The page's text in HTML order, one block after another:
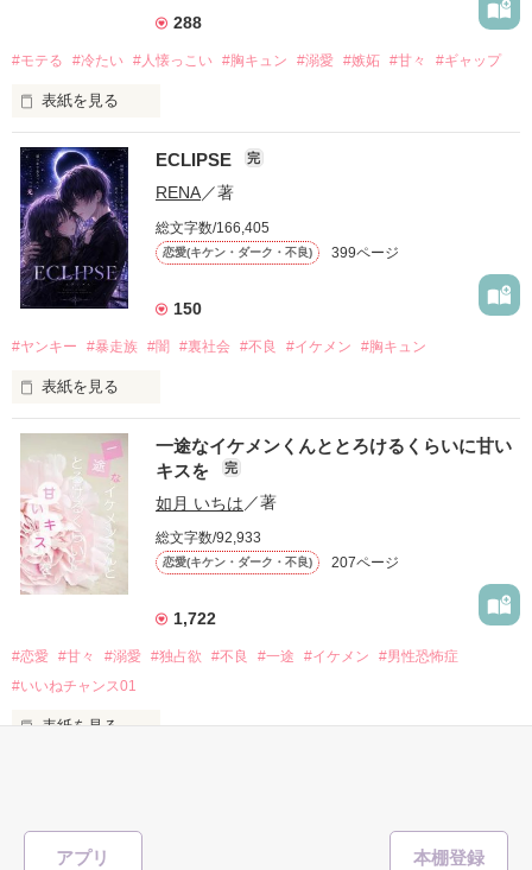
アプリ
288
#モテる #冷たい #人懐っこい #胸キュン #溺愛 #嫉妬 #甘々 #ギャップ
表紙を見る
「好きだったから、別れを選んだ。」
モテる人を好きになるのが怖かった。
だから私は、中学時代に大好きだった彼を自分から振った。
もう会うことはないと思っていたのに、
高校生になって再会した彼は、隣の学校で”王子様”と呼ばれる
他の女の子には冷たいのに
私にだけ昔と変わらない笑顔を向けてくる。
「澪ちゃん。」
それは止まっていた恋が再び動き始める合図──。
✨.ﾟ･*..☆.｡.:*✨.☆.｡.:. *:ﾟ✨.ﾟ･*..☆.｡.:*✨
冴木澪-SaekiMio
ECLIPSE 完
RENA／著
総文字数/166,405
恋愛(キケン・ダーク・不良) 399ページ
150
#ヤンキー #暴走族 #闇 #裏社会 #不良 #イケメン #胸キュン
表紙を見る
表紙画像はAIです
作品を読む
一途なイケメンくんととろけるくらいに甘い
キスを
完
如月 いちは／著
総文字数/92,933
恋愛(キケン・ダーク・不良) 207ページ
1,722
#恋愛 #甘々 #溺愛 #独占欲 #不良 #一途 #イケメン
#男性恐怖症
#いいねチャンス01
表紙を見る
「瑠莉に一目惚れしたんだよ……悪いかよ」